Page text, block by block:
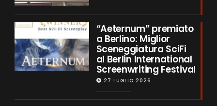
“Aeternum” premiato
a Berlino: Miglior
Sceneggiatura SciFi
al Berlin International
Screenwriting Festival
27 LUGLIO 2026